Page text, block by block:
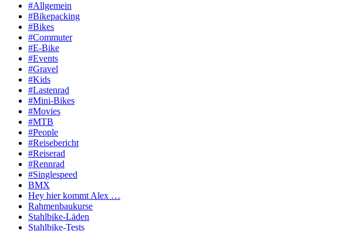
#Allgemein
#Bikepacking
#Bikes
#Commuter
#E-Bike
#Events
#Gravel
#Kids
#Lastenrad
#Mini-Bikes
#Movies
#MTB
#People
#Reisebericht
#Reiserad
#Rennrad
#Singlespeed
BMX
Hey hier kommt Alex …
Rahmenbaukurse
Stahlbike-Läden
Stahlbike-Tests